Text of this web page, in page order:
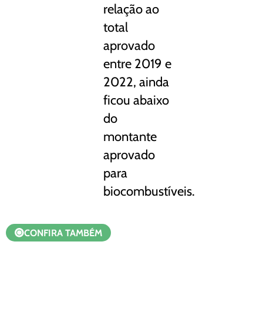
relação ao
total
aprovado
entre 2019 e
2022, ainda
ficou abaixo
do
montante
aprovado
para
biocombustíveis.
CONFIRA TAMBÉM